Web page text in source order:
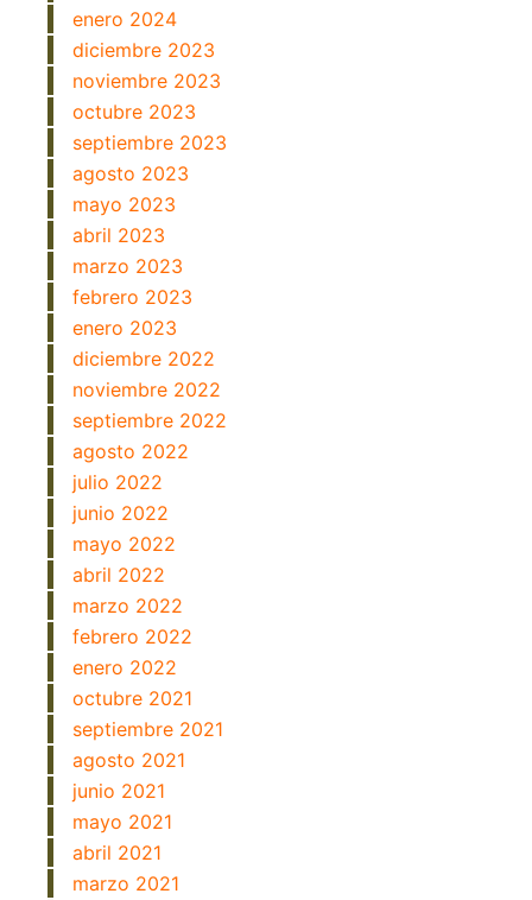
enero 2024
diciembre 2023
noviembre 2023
octubre 2023
septiembre 2023
agosto 2023
mayo 2023
abril 2023
marzo 2023
febrero 2023
enero 2023
diciembre 2022
noviembre 2022
septiembre 2022
agosto 2022
julio 2022
junio 2022
mayo 2022
abril 2022
marzo 2022
febrero 2022
enero 2022
octubre 2021
septiembre 2021
agosto 2021
junio 2021
mayo 2021
abril 2021
marzo 2021